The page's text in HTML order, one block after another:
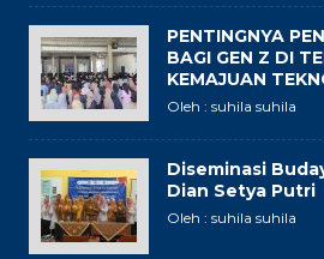
PENTINGNYA
BAGI GEN Z DI
KEMAJUAN
Oleh : suhila suhila
Diseminasi
Dian Setya Putri
Oleh : suhila suhila